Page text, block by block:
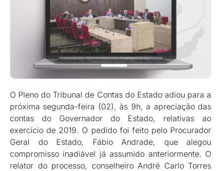
O Pleno do Tribunal de Contas do Estado adiou para a
próxima segunda-feira (02), às 9h, a apreciação das
contas do Governador do Estado, relativas ao
exercício de 2019. O pedido foi feito pelo Procurador
Geral do Estado, Fábio Andrade, que alegou
compromisso inadiável já assumido anteriormente. O
relator do processo, conselheiro André Carlo Torres